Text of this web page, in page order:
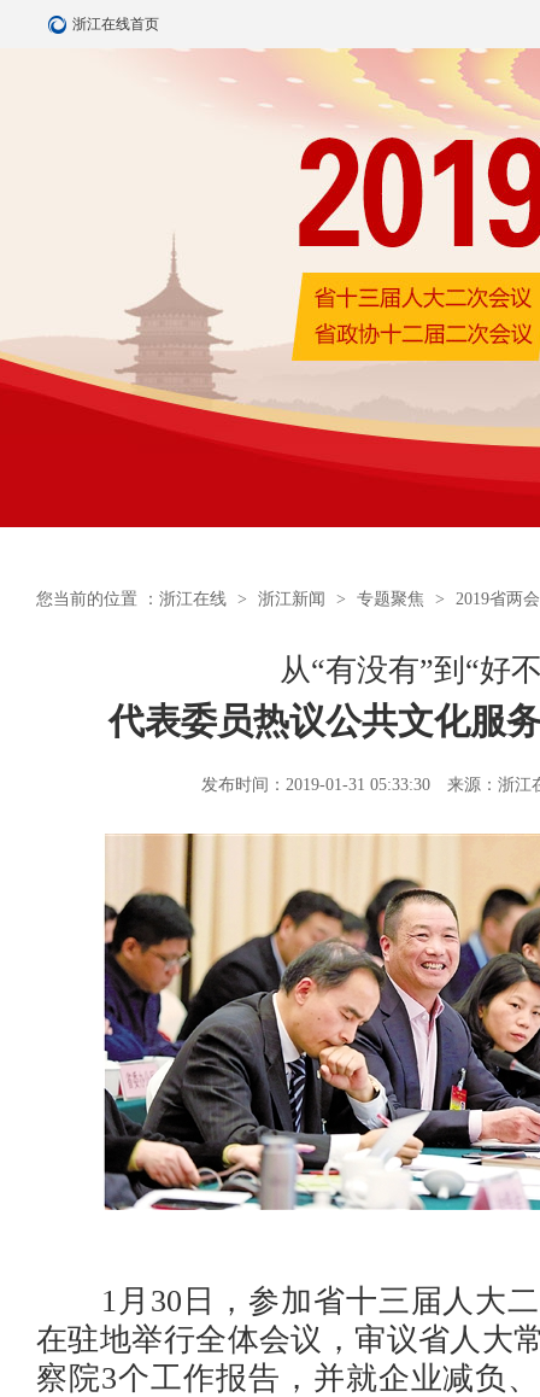
浙江在线首页
您当前的位置 ： 浙江在线 > 浙江新闻 > 专题聚焦 > 2019省两会
从“有没有”到“好
代表委员热议公共文化服
发布时间：2019-01-31 05:33:30 来源：浙江
1月30日，参加省十三届人大二
在驻地举行全体会议，审议省人大
察院3个工作报告，并就企业减负